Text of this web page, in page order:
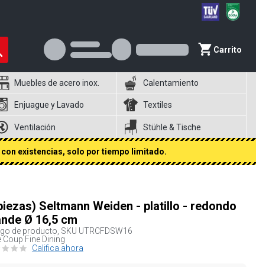
Carrito
Muebles de acero inox. Calentamiento
Enjuague y Lavado Textiles
Ventilación Stühle & Tische
existencias, solo por tiempo limitado.
Seltmann Weiden - platillo - redondo
Ø 16,5 cm
de producto, SKU UTRCFDSW16
Coup Fine Dining
Califica ahora